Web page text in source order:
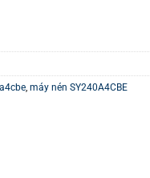
, máy nén SY240A4CBE